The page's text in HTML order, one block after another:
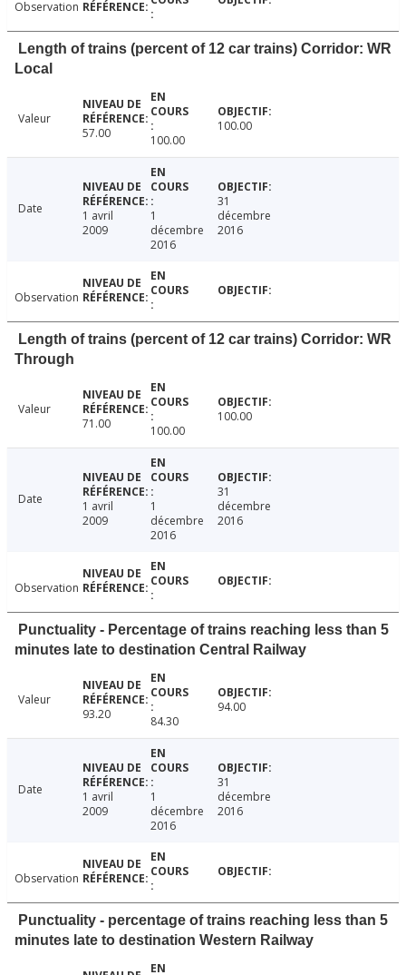
Observation
Length of trains (percent of 12 car trains) Corridor: WR
Local
Valeur
57.00
100.00
100.00
Date
1 avril
2009
1
décembre
2016
31
décembre
2016
Observation
Length of trains (percent of 12 car trains) Corridor: WR
Through
Valeur
71.00
100.00
100.00
Date
1 avril
2009
1
décembre
2016
31
décembre
2016
Observation
Punctuality - Percentage of trains reaching less than 5
minutes late to destination Central Railway
Valeur
93.20
84.30
94.00
Date
1 avril
2009
1
décembre
2016
31
décembre
2016
Observation
Punctuality - percentage of trains reaching less than 5
minutes late to destination Western Railway